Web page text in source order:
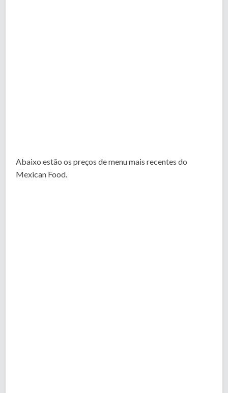
Abaixo estão os preços de menu mais recentes do
Mexican Food.